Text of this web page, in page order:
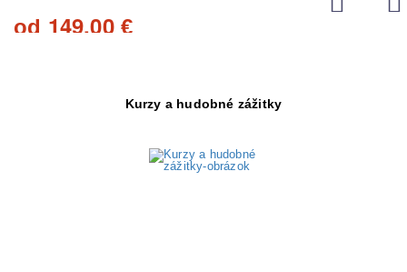
od 149,00€
od 449,00€
Kurzy a hudobné zážitky